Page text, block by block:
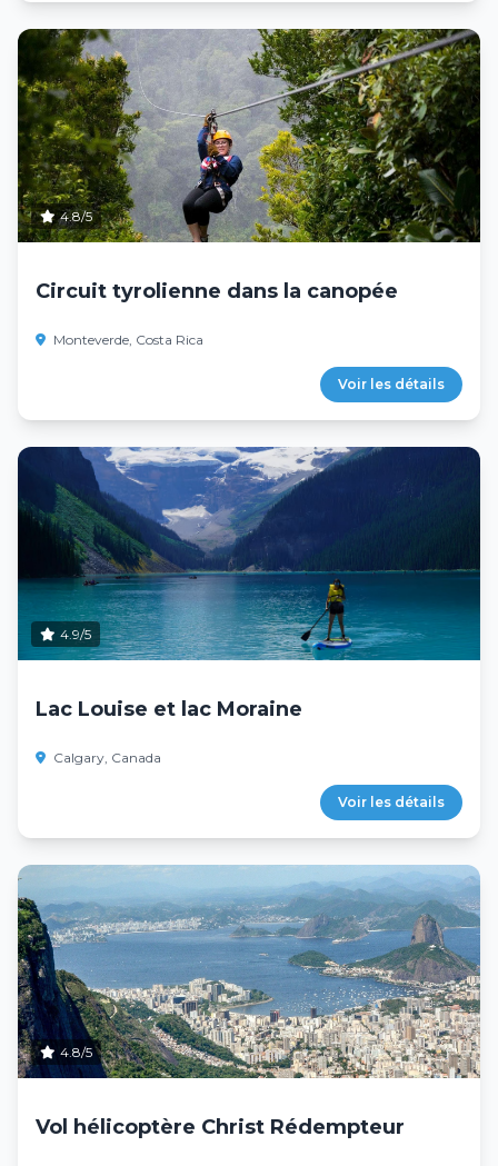
4.8/5
Circuit tyrolienne dans la canopée
Monteverde, Costa Rica
Voir les détails
4.9/5
Lac Louise et lac Moraine
Calgary, Canada
Voir les détails
4.8/5
Vol hélicoptère Christ Rédempteur